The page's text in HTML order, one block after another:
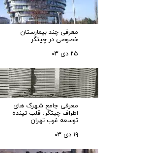
معرفی چند بیمارستان
خصوصی در چیتگر
۲۵ دی ۰۳
معرفی جامع شهرک‌ های
اطراف چیتگر: قلب تپنده
توسعه غرب تهران
۱۹ دی ۰۳